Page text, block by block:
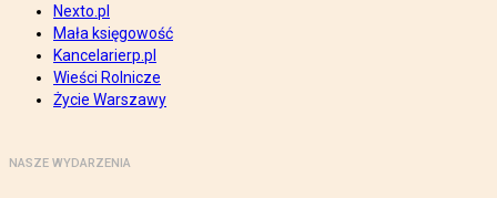
Nexto.pl
Mała księgowość
Kancelarierp.pl
Wieści Rolnicze
Życie Warszawy
NASZE WYDARZENIA